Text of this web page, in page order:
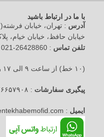
با ما در ارتباط باشید
آدرس : تهران، خیابان
خیابان حافظ، خیابان خیام، پلاک ۱۱ و ۱۲، طبقه
تلفن تماس : 26428860-021
(۱۰ خط) از ساعت ۹ الی ۱۷ روزهای غیرتعطیل
پیگیری سفارشات : ۲۶۶۵۷۹۰۸-021
ایمیل : info@entekhabemofid.com